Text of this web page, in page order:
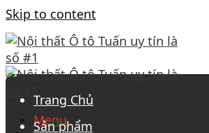
Skip to content
Menu
Trang Chủ
Sản phẩm